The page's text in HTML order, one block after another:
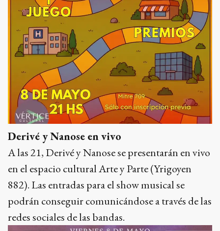
Derivé y Nanose en vivo
A las 21, Derivé y Nanose se presentarán en vivo
en el espacio cultural Arte y Parte (Yrigoyen
882). Las entradas para el show musical se
podrán conseguir comunicándose a través de las
redes sociales de las bandas.